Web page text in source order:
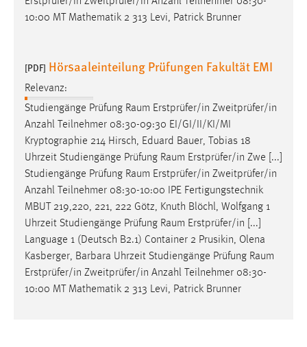
10:00 MT Mathematik 2 313 Levi, Patrick Brunner
[PDF] Hörsaaleinteilung Prüfungen Fakultät EMI
Relevanz:
Studiengänge Prüfung Raum Erstprüfer/in Zweitprüfer/in
Anzahl Teilnehmer 08:30-09:30 EI/GI/II/KI/MI
Kryptographie 214 Hirsch, Eduard Bauer, Tobias 18
Uhrzeit Studiengänge Prüfung Raum Erstprüfer/in Zwe [...]
Studiengänge Prüfung Raum Erstprüfer/in Zweitprüfer/in
Anzahl Teilnehmer 08:30-10:00 IPE Fertigungstechnik
MBUT 219,220, 221, 222 Götz, Knuth Blöchl, Wolfgang 1
Uhrzeit Studiengänge Prüfung Raum Erstprüfer/in [...]
Language 1 (Deutsch B2.1) Container 2 Prusikin, Olena
Kasberger, Barbara Uhrzeit Studiengänge Prüfung Raum
Erstprüfer/in Zweitprüfer/in Anzahl Teilnehmer 08:30-
10:00 MT Mathematik 2 313 Levi, Patrick Brunner